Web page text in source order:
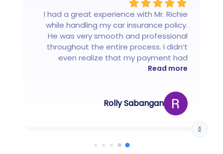
برنامج "بسمة"
الاستشارات الطبية عن بعد
تغطية حالات الحمل والولادة
داخل المستشفى (الولادة
الضرورية طبياً)
داخل المستشفى (الولادة
الطبيعية، والعملية القيصرية
الضرورية طبياً)
بقيمة 25,000 درهم إماراتي
I had a great experience with Mr. Richie
while handling my car insurance policy.
He was very smooth and professional
throughout the entire process. I didn’t
even realize that my payment had
been dropped, but he quickly resolved it
efficiency and attention to detail,
everything was sorted out promptly. I
truly appreciate his support and
Read more
Rolly Sabangan